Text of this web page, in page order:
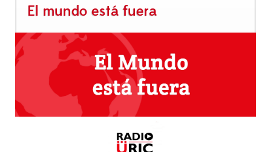
El mundo está fuera